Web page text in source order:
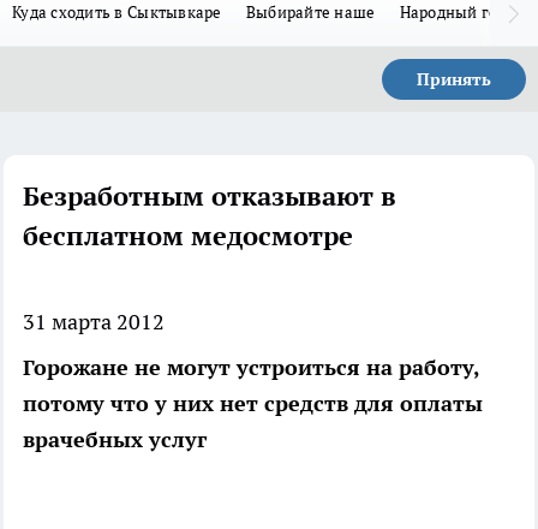
Куда сходить в Сыктывкаре Выбирайте наше Народный герой
Принять
Безработным отказывают в
бесплатном медосмотре
31 марта 2012
Горожане не могут устроиться на работу,
потому что у них нет средств для оплаты
врачебных услуг